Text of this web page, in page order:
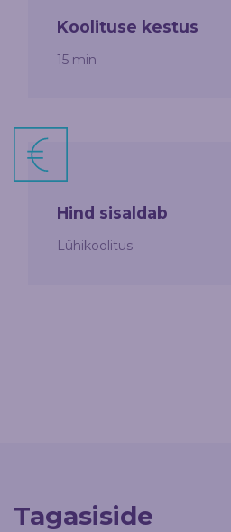
Koolituse kestus
15 min
Hind sisaldab
Lühikoolitus
Tagasiside